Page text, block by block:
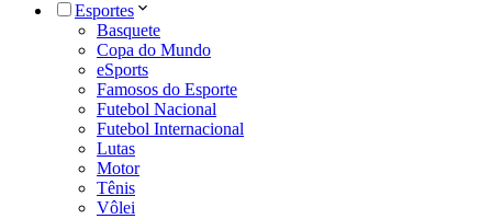
Esportes
Basquete
Copa do Mundo
eSports
Famosos do Esporte
Futebol Nacional
Futebol Internacional
Lutas
Motor
Tênis
Vôlei